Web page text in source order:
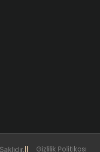
Gizlilik Politikası